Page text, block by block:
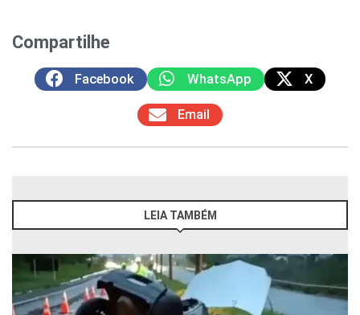
Compartilhe
Facebook WhatsApp X
Email
LEIA TAMBÉM